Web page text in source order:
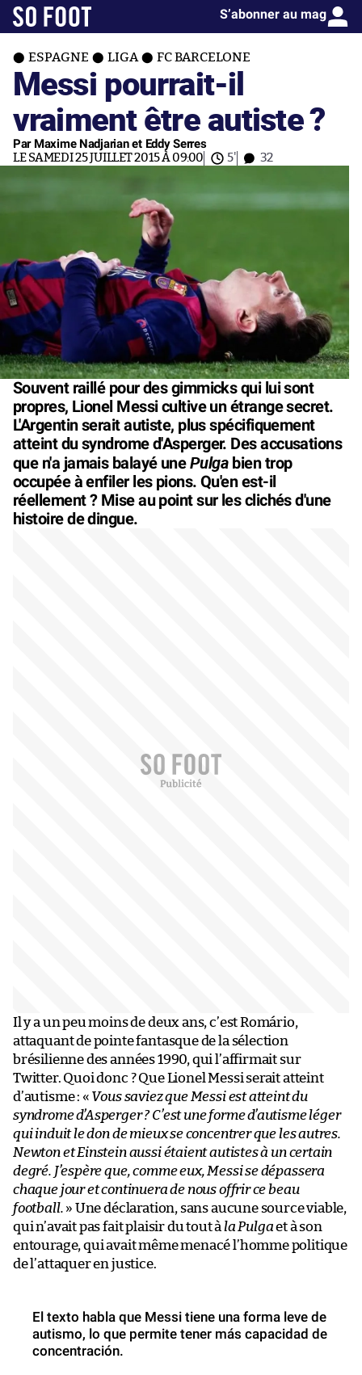
S’abonner au mag
ESPAGNE LIGA FC BARCELONE
Messi pourrait-il
vraiment être autiste ?
Par Maxime Nadjarian et Eddy Serres
LE SAMEDI 25 JUILLET 2015 À 09:00 5' 32
Souvent raillé pour des gimmicks qui lui sont
propres, Lionel Messi cultive un étrange secret.
L'Argentin serait autiste, plus spécifiquement
atteint du syndrome d'Asperger. Des accusations
que n'a jamais balayé unePulgabien trop
occupée à enfiler les pions. Qu'en est-il
réellement ? Mise au point sur les clichés d'une
histoire de dingue.
Il y a un peu moins de deux ans, c’est Romário,
attaquant de pointe fantasque de la sélection
brésilienne des années 1990, qui l’affirmait sur
Twitter. Quoi donc ? Que Lionel Messi serait atteint
d’autisme : « Vous saviez que Messi est atteint du
syndrome d’Asperger ? C’est une forme d’autisme léger
qui induit le don de mieux se concentrer que les autres.
Newton et Einstein aussi étaient autistes à un certain
degré. J’espère que, comme eux, Messi se dépassera
chaque jour et continuera de nous offrir ce beau
football. » Une déclaration, sans aucune source viable,
qui n’avait pas fait plaisir du tout à la Pulgaet à son
entourage, qui avait même menacé l’homme politique
de l’attaquer en justice.
El texto habla que Messi tiene una forma leve de
autismo, lo que permite tener más capacidad de
concentración.